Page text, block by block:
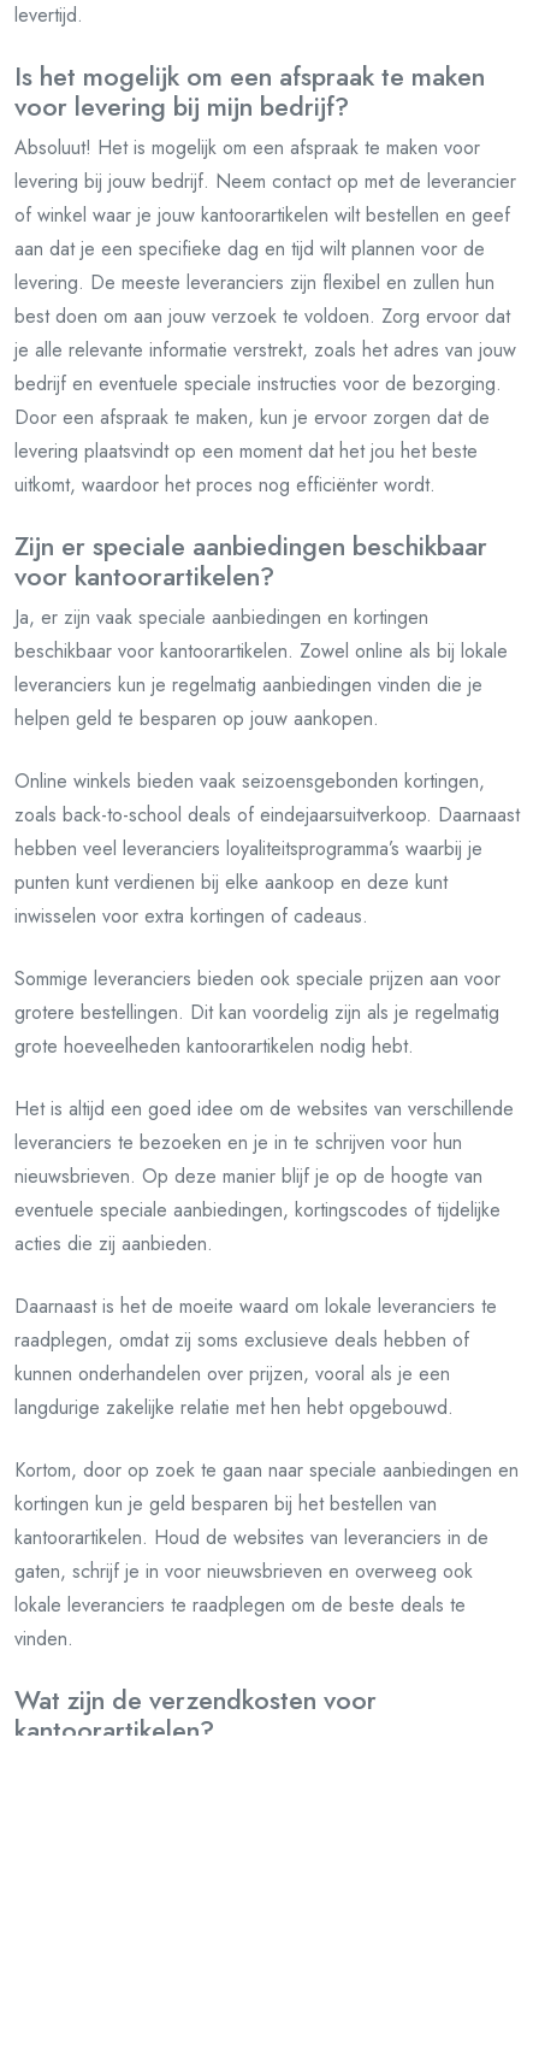
levertijd.
Is het mogelijk om een afspraak te maken
voor levering bij mijn bedrijf?
Absoluut! Het is mogelijk om een afspraak te maken voor
levering bij jouw bedrijf. Neem contact op met de leverancier
of winkel waar je jouw kantoorartikelen wilt bestellen en geef
aan dat je een specifieke dag en tijd wilt plannen voor de
levering. De meeste leveranciers zijn flexibel en zullen hun
best doen om aan jouw verzoek te voldoen. Zorg ervoor dat
je alle relevante informatie verstrekt, zoals het adres van jouw
bedrijf en eventuele speciale instructies voor de bezorging.
Door een afspraak te maken, kun je ervoor zorgen dat de
levering plaatsvindt op een moment dat het jou het beste
uitkomt, waardoor het proces nog efficiënter wordt.
Zijn er speciale aanbiedingen beschikbaar
voor kantoorartikelen?
Ja, er zijn vaak speciale aanbiedingen en kortingen
beschikbaar voor kantoorartikelen. Zowel online als bij lokale
leveranciers kun je regelmatig aanbiedingen vinden die je
helpen geld te besparen op jouw aankopen.
Online winkels bieden vaak seizoensgebonden kortingen,
zoals back-to-school deals of eindejaarsuitverkoop. Daarnaast
hebben veel leveranciers loyaliteitsprogramma’s waarbij je
punten kunt verdienen bij elke aankoop en deze kunt
inwisselen voor extra kortingen of cadeaus.
Sommige leveranciers bieden ook speciale prijzen aan voor
grotere bestellingen. Dit kan voordelig zijn als je regelmatig
grote hoeveelheden kantoorartikelen nodig hebt.
Het is altijd een goed idee om de websites van verschillende
leveranciers te bezoeken en je in te schrijven voor hun
nieuwsbrieven. Op deze manier blijf je op de hoogte van
eventuele speciale aanbiedingen, kortingscodes of tijdelijke
acties die zij aanbieden.
Daarnaast is het de moeite waard om lokale leveranciers te
raadplegen, omdat zij soms exclusieve deals hebben of
kunnen onderhandelen over prijzen, vooral als je een
langdurige zakelijke relatie met hen hebt opgebouwd.
Kortom, door op zoek te gaan naar speciale aanbiedingen en
kortingen kun je geld besparen bij het bestellen van
kantoorartikelen. Houd de websites van leveranciers in de
gaten, schrijf je in voor nieuwsbrieven en overweeg ook
lokale leveranciers te raadplegen om de beste deals te
vinden.
Wat zijn de verzendkosten voor
kantoorartikelen?